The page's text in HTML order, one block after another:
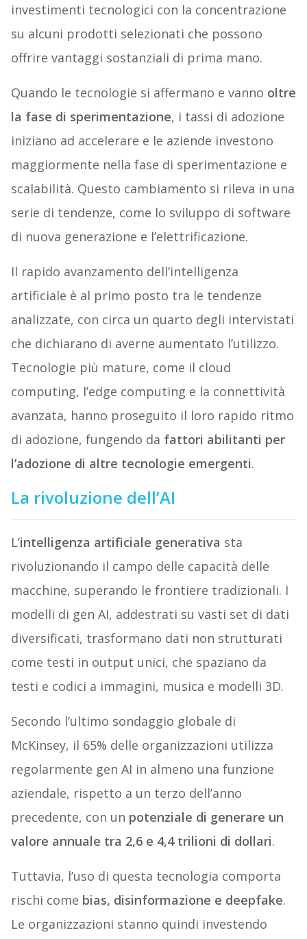
investimenti tecnologici con la concentrazione
su alcuni prodotti selezionati che possono
offrire vantaggi sostanziali di prima mano.
Quando le tecnologie si affermano e vanno oltre
la fase di sperimentazione, i tassi di adozione
iniziano ad accelerare e le aziende investono
maggiormente nella fase di sperimentazione e
scalabilità. Questo cambiamento si rileva in una
serie di tendenze, come lo sviluppo di software
di nuova generazione e l’elettrificazione.
Il rapido avanzamento dell’intelligenza
artificiale è al primo posto tra le tendenze
analizzate, con circa un quarto degli intervistati
che dichiarano di averne aumentato l’utilizzo.
Tecnologie più mature, come il cloud
computing, l’edge computing e la connettività
avanzata, hanno proseguito il loro rapido ritmo
di adozione, fungendo da fattori abilitanti per
l’adozione di altre tecnologie emergenti.
La rivoluzione dell’AI
L’intelligenza artificiale generativa sta
rivoluzionando il campo delle capacità delle
macchine, superando le frontiere tradizionali. I
modelli di gen AI, addestrati su vasti set di dati
diversificati, trasformano dati non strutturati
come testi in output unici, che spaziano da
testi e codici a immagini, musica e modelli 3D.
Secondo l’ultimo sondaggio globale di
McKinsey, il 65% delle organizzazioni utilizza
regolarmente gen AI in almeno una funzione
aziendale, rispetto a un terzo dell’anno
precedente, con un potenziale di generare un
valore annuale tra 2,6 e 4,4 trilioni di dollari.
Tuttavia, l’uso di questa tecnologia comporta
rischi come bias, disinformazione e deepfake.
Le organizzazioni stanno quindi investendo